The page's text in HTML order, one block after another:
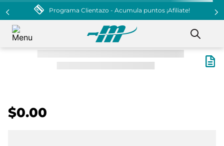
Programa Clientazo - Acumula puntos ¡Afiliate!
$0.00